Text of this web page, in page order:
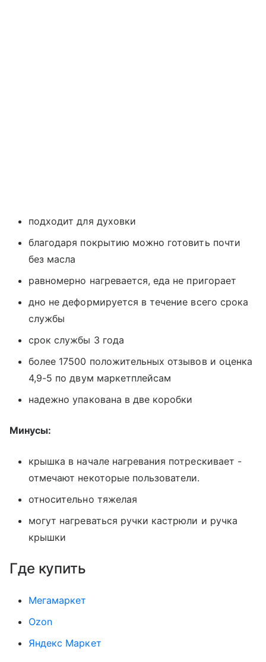
подходит для духовки
благодаря покрытию можно готовить почти
без масла
равномерно нагревается, еда не пригорает
дно не деформируется в течение всего срока
службы
срок службы 3 года
более 17500 положительных отзывов и оценка
4,9-5 по двум маркетплейсам
надежно упакована в две коробки
Минусы:
крышка в начале нагревания потрескивает -
отмечают некоторые пользователи.
относительно тяжелая
могут нагреваться ручки кастрюли и ручка
крышки
Где купить
Мегамаркет
Ozon
Яндекс Маркет